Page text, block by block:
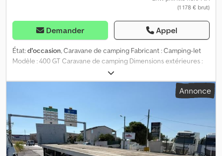
(1 178 € brut)
Demander Appel
État:d'occasion, Caravane de camping Fabricant : Camping-let
Modèle : 400 GT Caravane de camping Dimensions extérieures :
2050 x 1450 x 600 mm (L x l x H) Poids total autorisé : 400 kg Poids
à vide : env. 270 kg (la charge utile peut varier en fonction de
l'équipement et de la construction) Galerie de toit Roue de
en bâche transparente Béquille avant Coffres de rangement
Dsdpey I D Twofx Agdekr Première mise en circulation : 13.06.1983
Homologation 100 km/h possible
Annonce